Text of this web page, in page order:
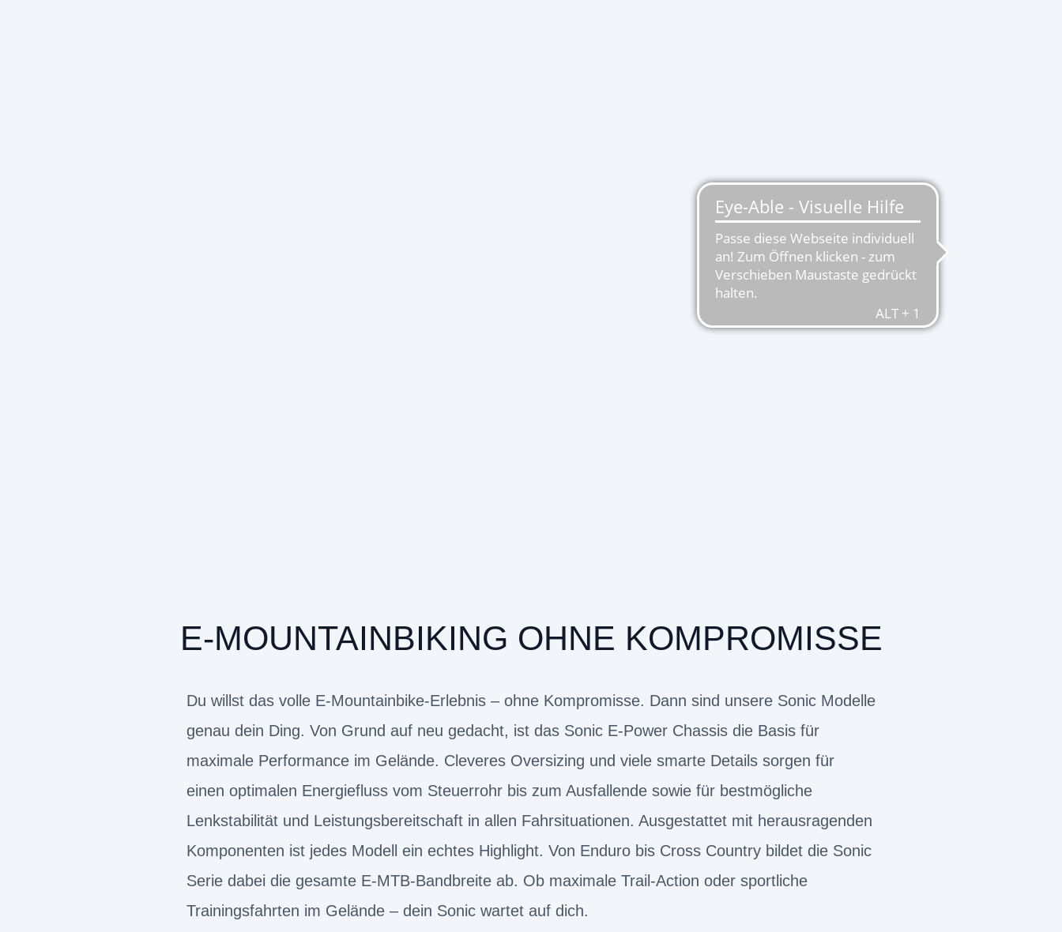
E-MOUNTAINBIKING OHNE KOMPROMISSE
Du willst das volle E-Mountainbike-Erlebnis – ohne Kompromisse. Dann sind unsere Sonic Modelle
genau dein Ding. Von Grund auf neu gedacht, ist das Sonic E-Power Chassis die Basis für
maximale Performance im Gelände. Cleveres Oversizing und viele smarte Details sorgen für
einen optimalen Energiefluss vom Steuerrohr bis zum Ausfallende sowie für bestmögliche
Lenkstabilität und Leistungsbereitschaft in allen Fahrsituationen. Ausgestattet mit herausragenden
Komponenten ist jedes Modell ein echtes Highlight. Von Enduro bis Cross Country bildet die Sonic
Serie dabei die gesamte E-MTB-Bandbreite ab. Ob maximale Trail-Action oder sportliche
Trainingsfahrten im Gelände – dein Sonic wartet auf dich.